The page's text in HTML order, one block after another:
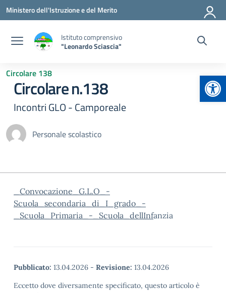
Vai ai contenuti
Vai al menu di navigazione
Vai al footer
Ministero dell'Istruzione e del Merito
Istituto comprensivo
"Leonardo Sciascia"
Circolare 138
Circolare n.138
Incontri GLO - Camporeale
Personale scolastico
_Convocazione_G.L.O_-
Scuola_secondaria_di_I_grado_-
_Scuola_Primaria_-_Scuola_dellInfanzia
Pubblicato: 13.04.2026 - Revisione: 13.04.2026
Eccetto dove diversamente specificato, questo articolo è